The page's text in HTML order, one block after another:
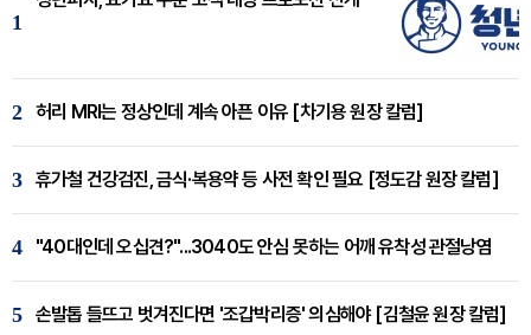
1
2 허리 MRI는 정상인데 계속 아픈 이유 [차기용 원장 칼럼]
3 휴가철 건강검진, 금식·복용약 등 사전 확인 필요 [정도감 원장 칼럼]
4 "40대인데 오십견?"...3040도 안심 못하는 어깨 유착성 관절낭염
5 손발톱 들뜨고 벗겨진다면 '조갑박리증' 의심해야 [김철윤 원장 칼럼]